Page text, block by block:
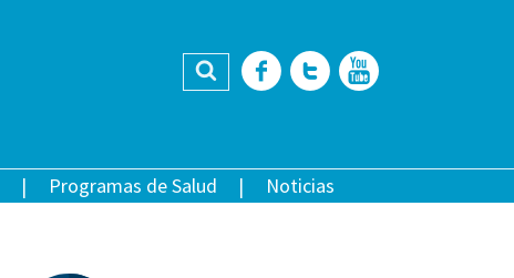
Buscar Facebook
Twitter
Programas de Salud Noticias